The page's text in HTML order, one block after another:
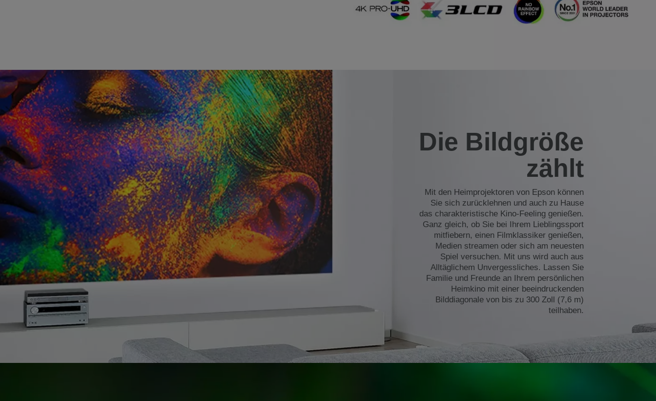
Die Bildgröße
zählt
Mit den Heimprojektoren von Epson können
Sie sich zurücklehnen und auch zu Hause
das charakteristische Kino-Feeling genießen.
Ganz gleich, ob Sie bei Ihrem Lieblingssport
mitfiebern, einen Filmklassiker genießen,
Medien streamen oder sich am neuesten
Spiel versuchen. Mit uns wird auch aus
Alltäglichem Unvergessliches. Lassen Sie
Familie und Freunde an Ihrem persönlichen
Heimkino mit einer beeindruckenden
Bilddiagonale von bis zu 300 Zoll (7,6 m)
teilhaben.